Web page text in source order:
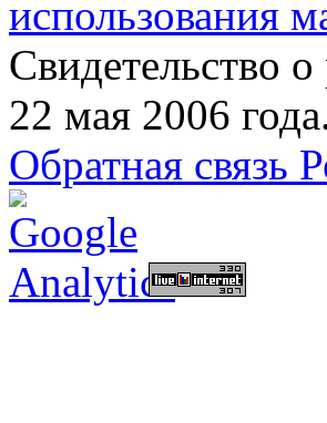
использования
Свидетельство
22 мая 2006
Обратная связь